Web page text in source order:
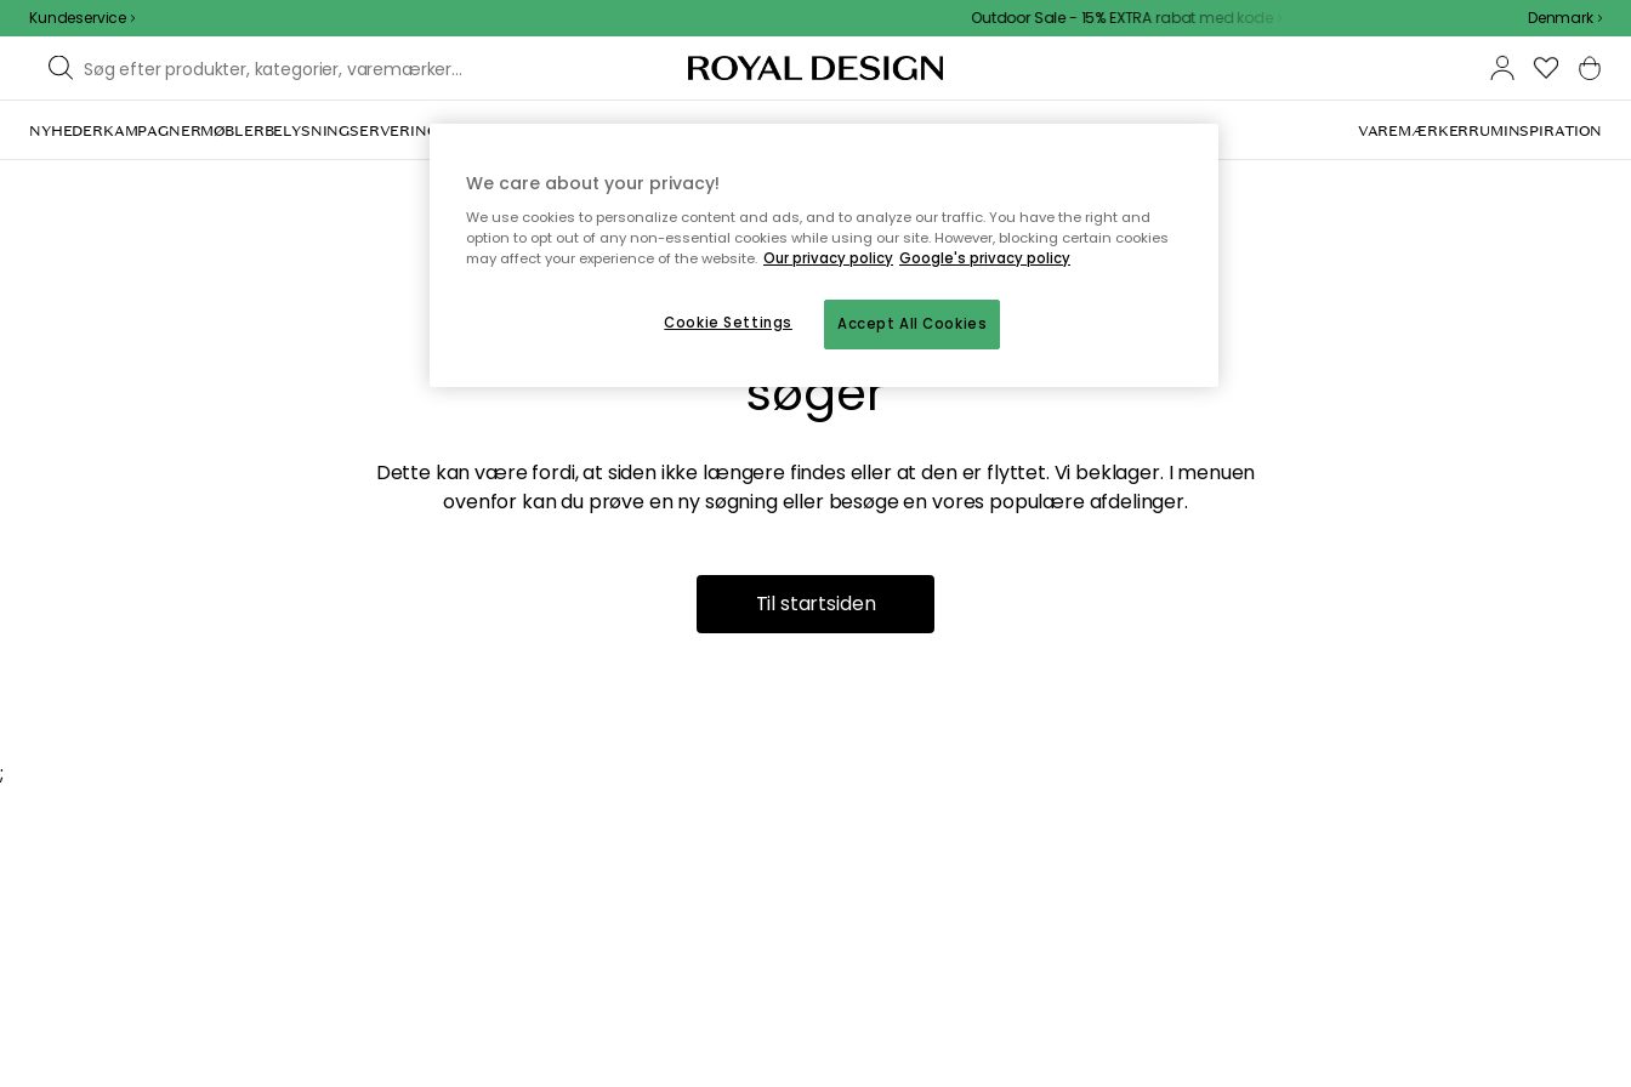
Kundeservice Outdoor Sale - 15% EXTRA rabat med kode Denmark
NYHEDERKAMPAGNERMØBLERBELYSNINGSERVERING INDRETNINGTEKSTIL & TÆPPERKØKKENETOPBEVARINGHAVEMØBLER VAREMÆRKERRUMINSPIRATION
Vi fandt desværre ikke siden du
søger
Dette kan være fordi, at siden ikke længere findes eller at den er flyttet. Vi beklager. I menuen
ovenfor kan du prøve en ny søgning eller besøge en vores populære afdelinger.
Til startsiden
;
We care about your privacy!
We use cookies to personalize content and ads, and to analyze our traffic. You have the right and
option to opt out of any non-essential cookies while using our site. However, blocking certain cookies
may affect your experience of the website. Our privacy policy Google's privacy policy
Accept All Cookies
Cookie Settings